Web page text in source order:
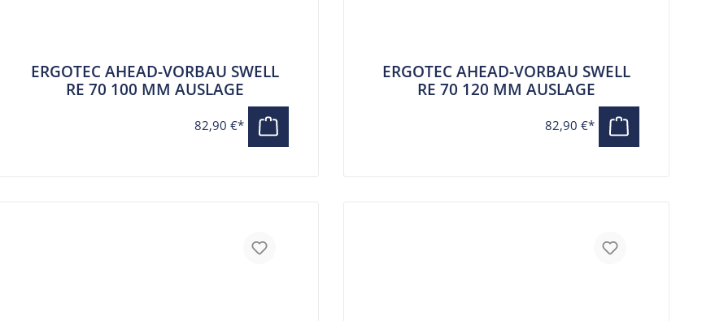
ERGOTEC AHEAD-VORBAU SWELL
RE 70 100 MM AUSLAGE
82,90 €*
ERGOTEC AHEAD-VORBAU SWELL
RE 70 120 MM AUSLAGE
82,90 €*